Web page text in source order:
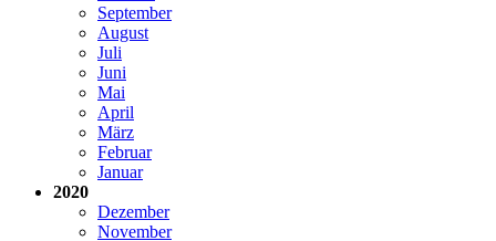
September
August
Juli
Juni
Mai
April
März
Februar
Januar
2020
Dezember
November